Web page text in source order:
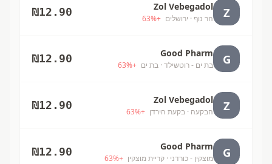
Z
Zol Vebegadol
הר נוף · ירושלים +
63%
₪12.90
G
Good Pharm
בת ים - רוטשילד · בת ים +
63%
₪12.90
Z
Zol Vebegadol
הבקעה · בקעת הירדן +
63%
₪12.90
G
Good Pharm
מוצקין - כורדני · קריית מוצקין +
63%
₪12.90